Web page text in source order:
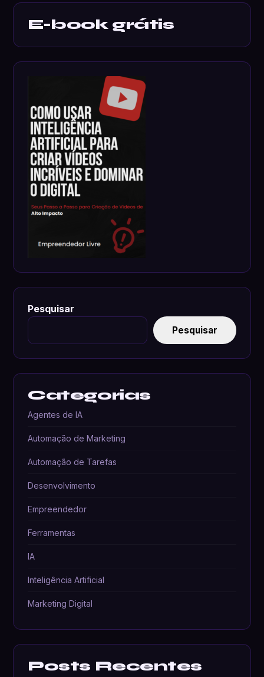
E-book grátis
Pesquisar
Pesquisar
Categorias
Agentes de IA
Automação de Marketing
Automação de Tarefas
Desenvolvimento
Empreendedor
Ferramentas
IA
Inteligência Artificial
Marketing Digital
Posts Recentes